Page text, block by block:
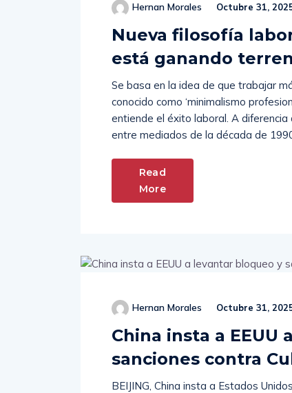
Hernan Morales Octubre 31,
Nueva filosofía
está ganando
Se basa en la idea de que trabajar
conocido como ‘minimalismo
entiende el éxito laboral. A
entre mediados de la década de
Read
More
Hernan Morales Octubre 31,
China insta a
sanciones contra
BEIJING, China insta a Estados